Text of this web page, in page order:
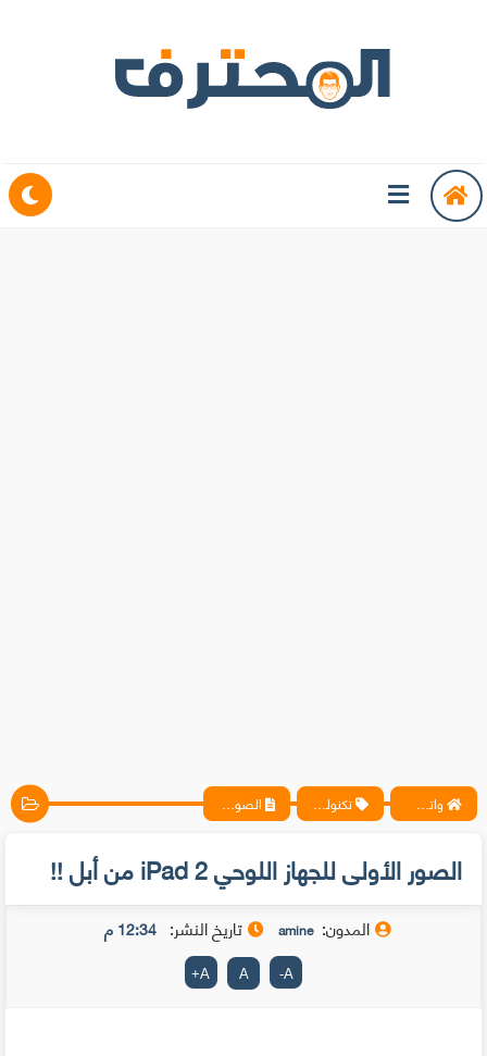
واتس آب ، فيسبوك ، أنترنت ، شروحات تقنية حصرية - المحترف تكنولوجيا الصور الأولى للجهاز اللوحي iPad 2 من أبل !!
الصور الأولى للجهاز اللوحي iPad 2 من أبل !!
المدون: amine تاريخ النشر: 12:34 م
A
-
A
A
+